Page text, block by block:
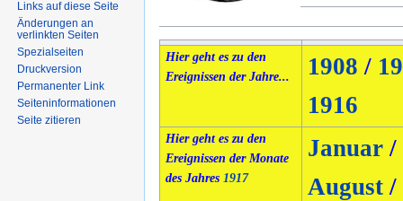
Hier geht es zu den
Ereignissen der Jahre...
1908 /
1916
Hier geht es zu den
Ereignissen der Monate
des Jahres 1917
Januar/
August/
Links auf diese Seite
Änderungen an
verlinkten Seiten
Spezialseiten
Druckversion
Permanenter Link
Seiten­informationen
Seite zitieren